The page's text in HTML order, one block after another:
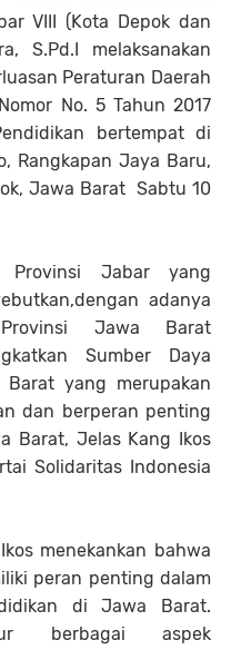
VIII (Kota Depok dan
S.Pd.I melaksanakan
Peraturan Daerah
No. 5 Tahun 2017
bertempat di
Rangkapan Jaya Baru,
Jawa Barat Sabtu 10
Provinsi Jabar yang
adanya
Jawa Barat
Sumber Daya
Barat yang merupakan
dan berperan penting
Barat, Jelas Kang Ikos
Solidaritas Indonesia
menekankan bahwa
peran penting dalam
di Jawa Barat.
berbagai aspek